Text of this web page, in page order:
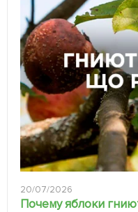
20/07/2026
Почему яблоки